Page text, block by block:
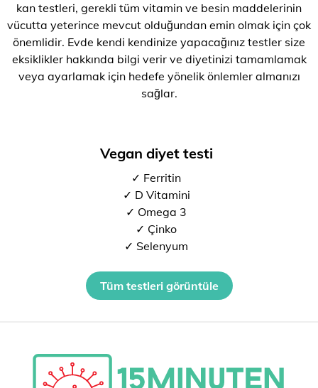
kan testleri, gerekli tüm vitamin ve besin maddelerinin
vücutta yeterince mevcut olduğundan emin olmak için çok
önemlidir. Evde kendi kendinize yapacağınız testler size
eksiklikler hakkında bilgi verir ve diyetinizi tamamlamak
veya ayarlamak için hedefe yönelik önlemler almanızı
sağlar.
Vegan diyet testi
✓ Ferritin
✓ D Vitamini
✓ Omega 3
✓ Çinko
✓ Selenyum
Tüm testleri görüntüle